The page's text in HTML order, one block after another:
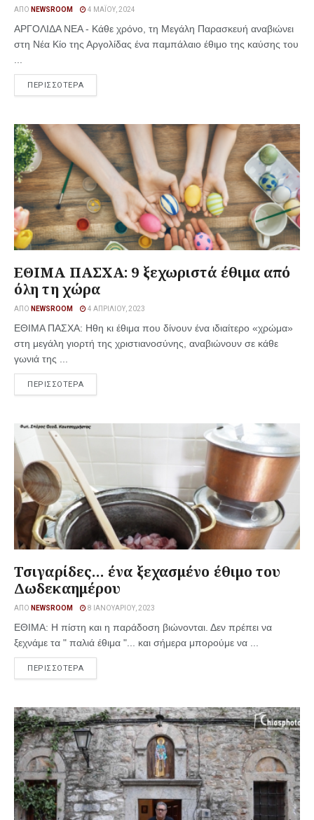
ΑΠΌ NEWSROOM 4 ΜΑΪ́ΟΥ, 2024
ΑΡΓΟΛΙΔΑ ΝΕΑ - Κάθε χρόνο, τη Μεγάλη Παρασκευή αναβιώνει
στη Νέα Κίο της Αργολίδας ένα παμπάλαιο έθιμο της καύσης του
ΠΕΡΙΣΣΟΤΕΡΑ
ΕΘΙΜΑ ΠΑΣΧΑ: 9 ξεχωριστά έθιμα από
όλη τη χώρα
ΑΠΌ NEWSROOM 4 ΑΠΡΙΛΊΟΥ, 2023
ΕΘΙΜΑ ΠΑΣΧΑ: Hθη κι έθιμα που δίνουν ένα ιδιαίτερο «χρώμα»
στη μεγάλη γιορτή της χριστιανοσύνης, αναβιώνουν σε κάθε
γωνιά της ...
ΠΕΡΙΣΣΟΤΕΡΑ
Τσιγαρίδες… ένα ξεχασμένο έθιμο του
Δωδεκαημέρου
ΑΠΌ NEWSROOM 8 ΙΑΝΟΥΑΡΊΟΥ, 2023
ΕΘΙΜΑ: Η πίστη και η παράδοση βιώνονται. Δεν πρέπει να
ξεχνάμε τα " παλιά έθιμα "... και σήμερα μπορούμε να ...
ΠΕΡΙΣΣΟΤΕΡΑ